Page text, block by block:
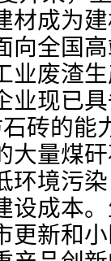
材成为
向全国
业废渣
业现已
砖的能
大量煤
环境污
设成本
更新和